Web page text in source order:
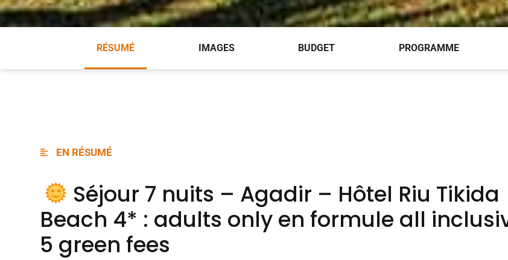
RÉSUMÉ IMAGES BUDGET PROGRAMME
EN RÉSUMÉ
Séjour 7 nuits – Agadir – Hôtel Riu Tikida
Beach 4* : adults only en formule all
5 green fees